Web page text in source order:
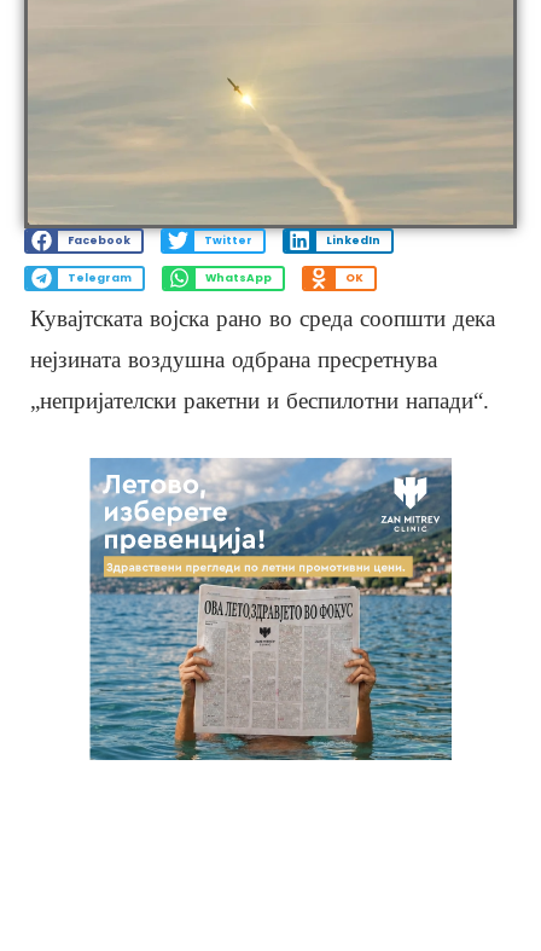
Facebook Twitter LinkedIn
Telegram WhatsApp OK
Кувајтската војска рано во среда соопшти дека
нејзината воздушна одбрана пресретнува
„непријателски ракетни и беспилотни напади“.